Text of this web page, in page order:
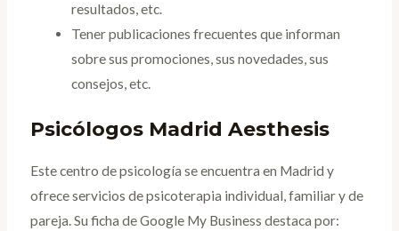
resultados, etc.
Tener publicaciones frecuentes que informan
sobre sus promociones, sus novedades, sus
consejos, etc.
Psicólogos Madrid Aesthesis
Este centro de psicología se encuentra en Madrid y
ofrece servicios de psicoterapia individual, familiar y de
pareja. Su ficha de Google My Business destaca por: